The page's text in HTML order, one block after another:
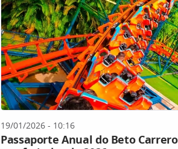
19/01/2026 - 10:16
Passaporte Anual do Beto